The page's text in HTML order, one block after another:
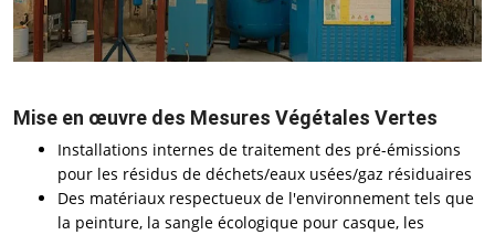
Mise en œuvre des Mesures Végétales Vertes
Installations internes de traitement des pré-émissions
pour les résidus de déchets/eaux usées/gaz résiduaires
Des matériaux respectueux de l'environnement tels que
la peinture, la sangle écologique pour casque, les